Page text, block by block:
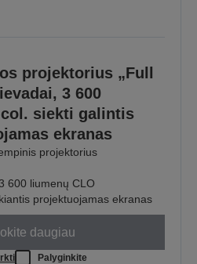
projektorius „Full
3 600
col. siekti galintis
ekranas
projektorius
600 liumenų CLO
projektuojamas ekranas
daugiau
Palyginkite